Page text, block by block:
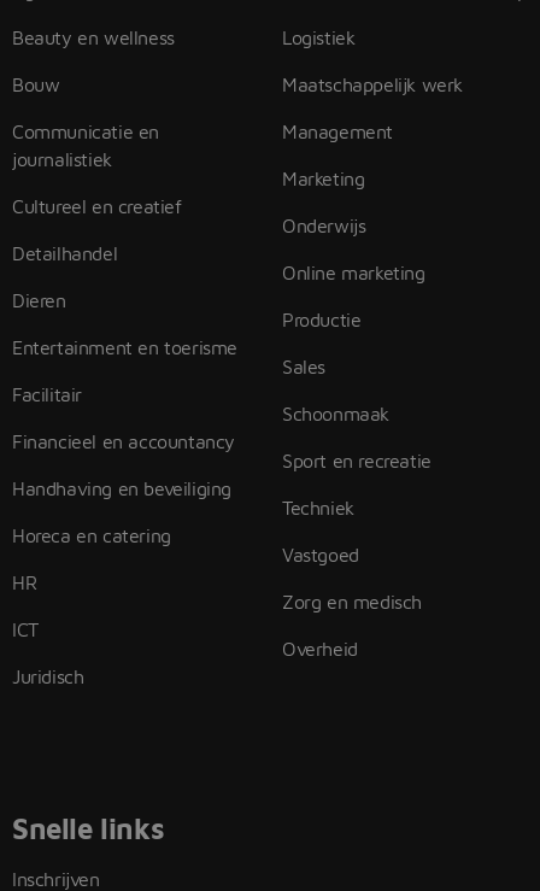
Beauty en wellness
Bouw
Communicatie en
journalistiek
Cultureel en creatief
Detailhandel
Dieren
Entertainment en toerisme
Facilitair
Financieel en accountancy
Handhaving en beveiliging
Horeca en catering
HR
ICT
Juridisch
Logistiek
Maatschappelijk werk
Management
Marketing
Onderwijs
Online marketing
Productie
Sales
Schoonmaak
Sport en recreatie
Techniek
Vastgoed
Zorg en medisch
Overheid
Snelle links
Inschrijven